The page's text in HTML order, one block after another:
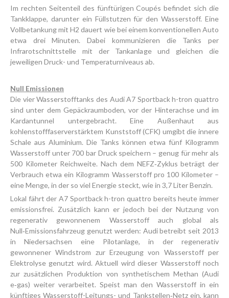
Im rechten Seitenteil des fünftürigen Coupés befindet sich die
Tankklappe, darunter ein Füllstutzen für den Wasserstoff. Eine
Vollbetankung mit H2 dauert wie bei einem konventionellen Auto
etwa drei Minuten. Dabei kommunizieren die Tanks per
Infrarotschnittstelle mit der Tankanlage und gleichen die
jeweiligen Druck- und Temperaturniveaus ab.
Null Emissionen
Die vier Wasserstofftanks des Audi A7 Sportback h-tron quattro
sind unter dem Gepäckraumboden, vor der Hinterachse und im
Kardantunnel untergebracht. Eine Außenhaut aus
kohlenstofffaserverstärktem Kunststoff (CFK) umgibt die innere
Schale aus Aluminium. Die Tanks können etwa fünf Kilogramm
Wasserstoff unter 700 bar Druck speichern – genug für mehr als
500 Kilometer Reichweite. Nach dem NEFZ‑Zyklus beträgt der
Verbrauch etwa ein Kilogramm Wasserstoff pro 100 Kilometer –
eine Menge, in der so viel Energie steckt, wie in 3,7 Liter Benzin.
Lokal fährt der A7 Sportback h-tron quattro bereits heute immer
emissionsfrei. Zusätzlich kann er jedoch bei der Nutzung von
regenerativ gewonnenem Wasserstoff auch global als
Null‑Emissionsfahrzeug genutzt werden: Audi betreibt seit 2013
in Niedersachsen eine Pilotanlage, in der regenerativ
gewonnener Windstrom zur Erzeugung von Wasserstoff per
Elektrolyse genutzt wird. Aktuell wird dieser Wasserstoff noch
zur zusätzlichen Produktion von synthetischem Methan (Audi
e‑gas) weiter verarbeitet. Speist man den Wasserstoff in ein
künftiges Wasserstoff-Leitungs- und Tankstellen‑Netz ein, kann